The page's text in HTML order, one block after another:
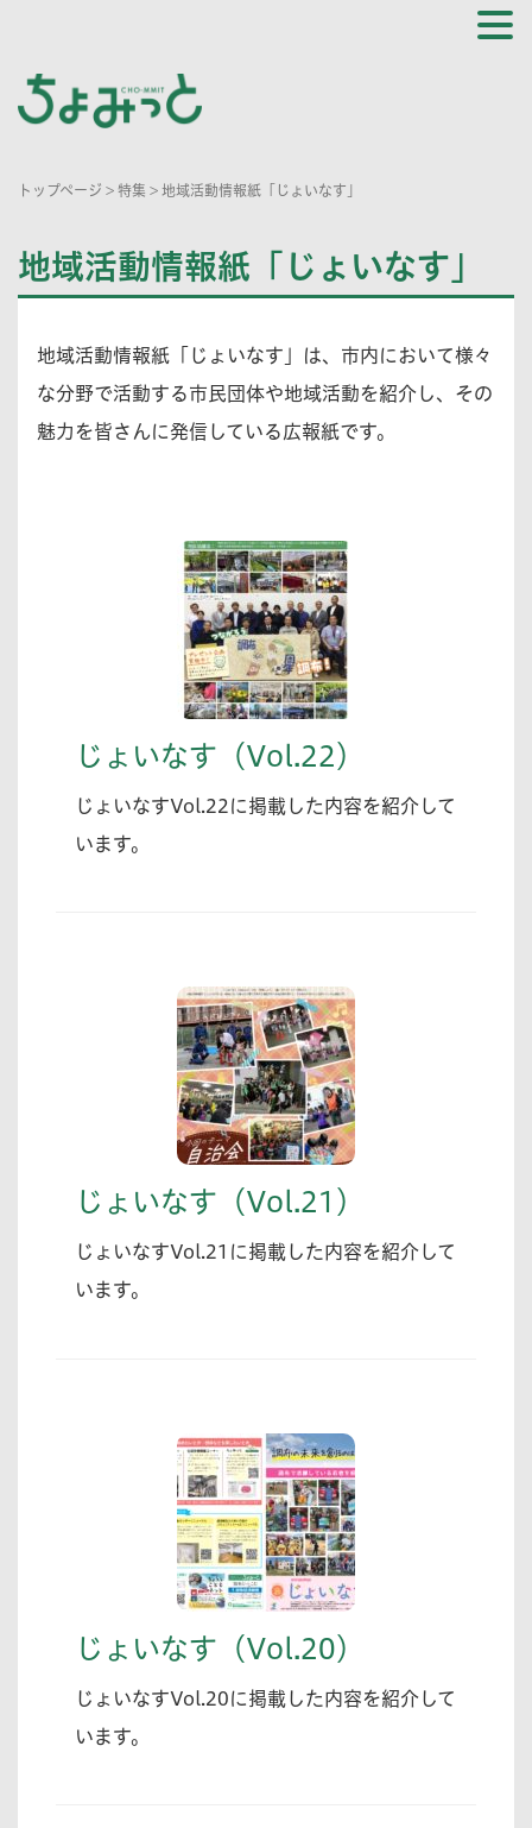
トップページ > 特集 > 地域活動情報紙「じょいなす」
地域活動情報紙「じょいなす」
地域活動情報紙「じょいなす」は、市内において様々
な分野で活動する市民団体や地域活動を紹介し、その
魅力を皆さんに発信している広報紙です。
じょいなす（Vol.22）
じょいなすVol.22に掲載した内容を紹介して
います。
じょいなす（Vol.21）
じょいなすVol.21に掲載した内容を紹介して
います。
じょいなす（Vol.20）
じょいなすVol.20に掲載した内容を紹介して
います。